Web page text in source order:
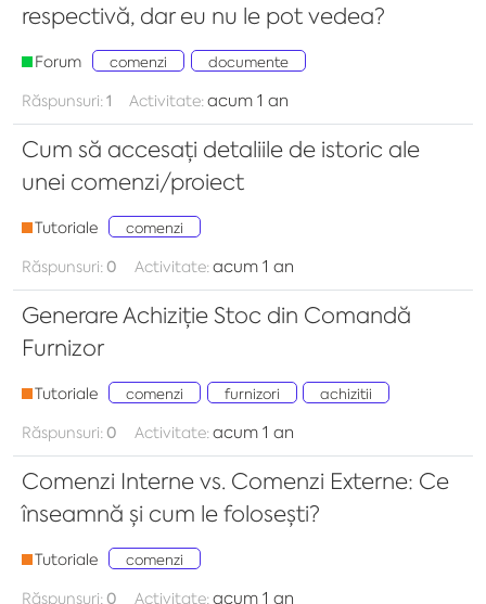
respectivă, dar eu nu le pot vedea?
Forum comenzi documente
Răspunsuri:1 Activitate:acum 1 an
Cum să accesați detaliile de istoric ale
unei comenzi/proiect
Tutoriale comenzi
Răspunsuri:0 Activitate:acum 1 an
Generare Achiziție Stoc din Comandă
Furnizor
Tutoriale comenzi furnizori achizitii
Răspunsuri:0 Activitate:acum 1 an
Comenzi Interne vs. Comenzi Externe: Ce
înseamnă și cum le folosești?
Tutoriale comenzi
Răspunsuri:0 Activitate:acum 1 an